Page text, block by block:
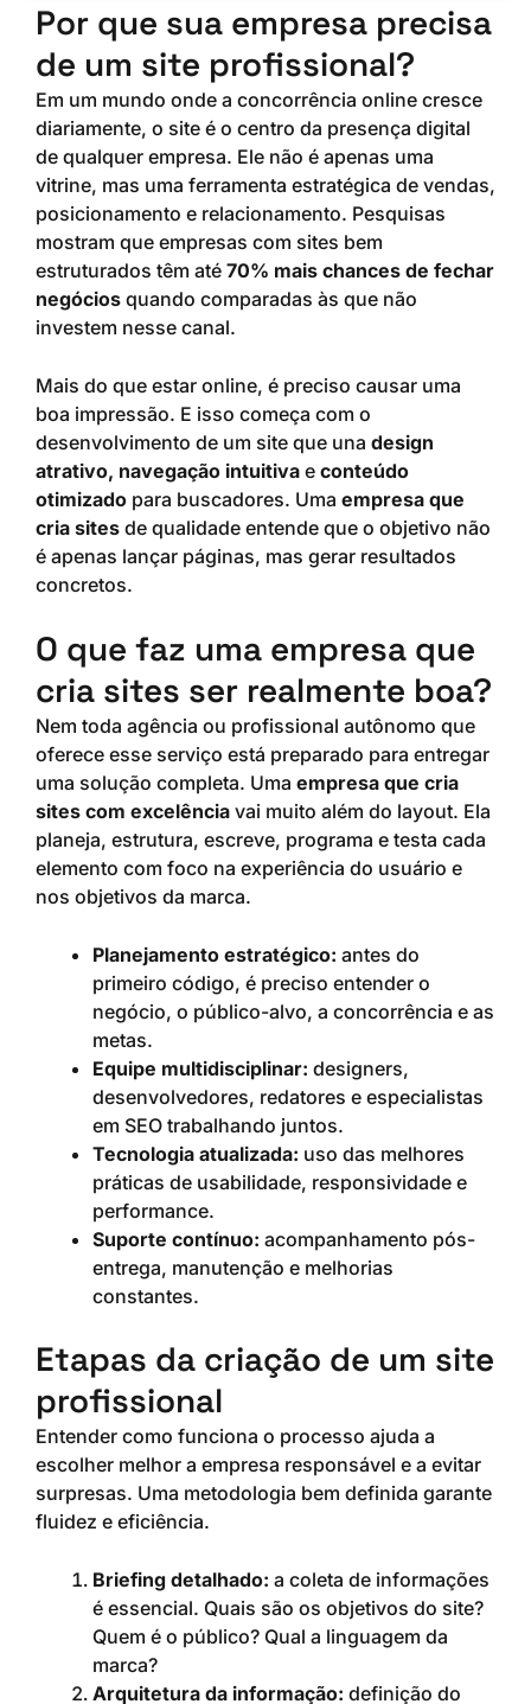
Por que sua empresa precisa
de um site profissional?
Em um mundo onde a concorrência online cresce
diariamente, o site é o centro da presença digital
de qualquer empresa. Ele não é apenas uma
vitrine, mas uma ferramenta estratégica de vendas,
posicionamento e relacionamento. Pesquisas
mostram que empresas com sites bem
estruturados têm até 70% mais chances de fechar
negócios quando comparadas às que não
investem nesse canal.
Mais do que estar online, é preciso causar uma
boa impressão. E isso começa com o
desenvolvimento de um site que una design
atrativo, navegação intuitiva e conteúdo
otimizado para buscadores. Uma empresa que
cria sites de qualidade entende que o objetivo não
é apenas lançar páginas, mas gerar resultados
concretos.
O que faz uma empresa que
cria sites ser realmente boa?
Nem toda agência ou profissional autônomo que
oferece esse serviço está preparado para entregar
uma solução completa. Uma empresa que cria
sites com excelência vai muito além do layout. Ela
planeja, estrutura, escreve, programa e testa cada
elemento com foco na experiência do usuário e
nos objetivos da marca.
Planejamento estratégico: antes do
primeiro código, é preciso entender o
negócio, o público-alvo, a concorrência e as
metas.
Equipe multidisciplinar: designers,
desenvolvedores, redatores e especialistas
em SEO trabalhando juntos.
Tecnologia atualizada: uso das melhores
práticas de usabilidade, responsividade e
performance.
Suporte contínuo: acompanhamento pós-
entrega, manutenção e melhorias
constantes.
Etapas da criação de um site
profissional
Entender como funciona o processo ajuda a
escolher melhor a empresa responsável e a evitar
surpresas. Uma metodologia bem definida garante
fluidez e eficiência.
Briefing detalhado: a coleta de informações
é essencial. Quais são os objetivos do site?
Quem é o público? Qual a linguagem da
marca?
Arquitetura da informação: definição do